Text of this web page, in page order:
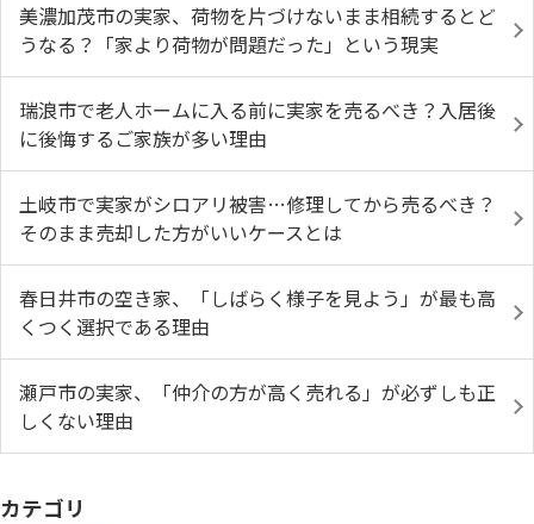
美濃加茂市の実家、荷物を片づけないまま相続するとど
うなる？「家より荷物が問題だった」という現実
瑞浪市で老人ホームに入る前に実家を売るべき？入居後
に後悔するご家族が多い理由
土岐市で実家がシロアリ被害…修理してから売るべき？
そのまま売却した方がいいケースとは
春日井市の空き家、「しばらく様子を見よう」が最も高
くつく選択である理由
瀬戸市の実家、「仲介の方が高く売れる」が必ずしも正
しくない理由
カテゴリ